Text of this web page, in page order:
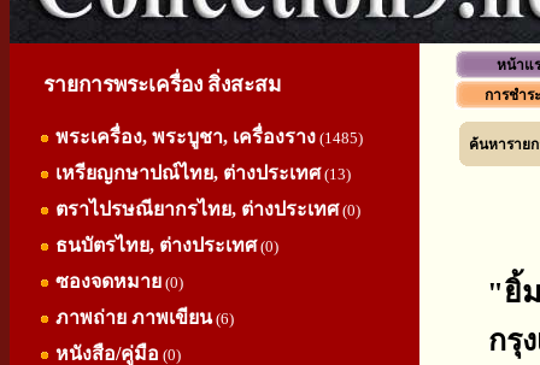
รายการพระเครื่อง สิ่งสะสม
พระเครื่อง, พระบูชา, เครื่องราง (1485)
เหรียญกษาปณ์ไทย, ต่างประเทศ(13)
ตราไปรษณียากรไทย, ต่างประเทศ(0)
ธนบัตรไทย, ต่างประเทศ(0)
ซองจดหมาย (0)
ภาพถ่าย ภาพเขียน(6)
หนังสือ/คู่มือ (0)
หน้าแ
การชำร
ค้นหารายก
"ยิ้
กรุ